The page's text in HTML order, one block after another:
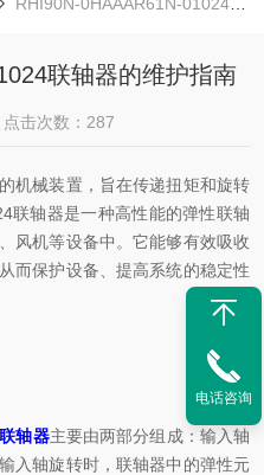
联轴器的维护指南
点击次数：287
械装置，旨在传递扭矩和旋转
联轴器是一种高性能的弹性联轴
风机等设备中。它能够有效吸收
而保护设备、提高系统的稳定性
轴器主要由两部分组成：输入轴
入轴旋转时，联轴器中的弹性元
电话咨询